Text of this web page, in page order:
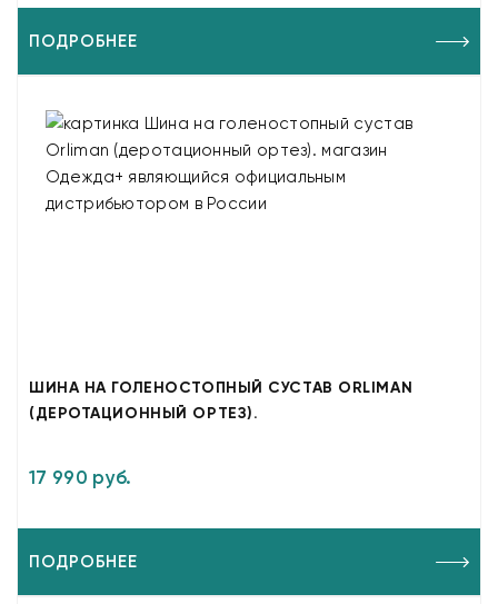
ПОДРОБНЕЕ
ШИНА НА ГОЛЕНОСТОПНЫЙ СУСТАВ ORLIMAN
(ДЕРОТАЦИОННЫЙ ОРТЕЗ).
17 990 руб.
ПОДРОБНЕЕ